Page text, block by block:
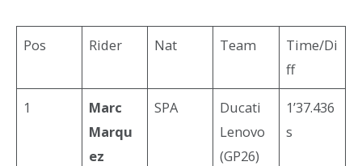
Pos Rider Nat Team
Time/Di
ff
1
Marc
Marqu
ez
SPA
Ducati
Lenovo
(GP26)
1’37.436
s